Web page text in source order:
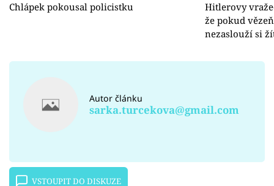
Chlápek pokousal policistku
Hitlerovy
že pokud
nezaslouží si
Autor článku
sarka.turcekova@gmail.com
VSTOUPIT DO DISKUZE